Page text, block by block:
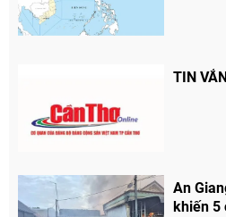
TIN VẮN
An
khiến 5